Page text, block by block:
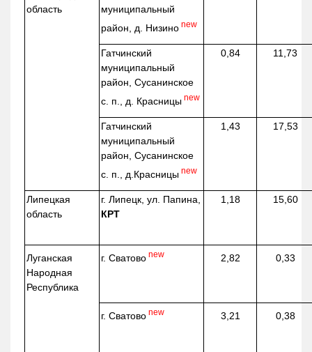
область
муниципальный
район, д. Низино new
Гатчинский
муниципальный
район, Сусанинское
с. п., д. Красницы new
0,84 11,73
Гатчинский
муниципальный
район, Сусанинское
с. п., д.Красницы new
1,43 17,53
Липецкая
область
г. Липецк, ул. Папина,
КРТ
1,18 15,60
Луганская
Народная
Республика
г. Сватово new 2,82 0,33
г. Сватово new 3,21 0,38